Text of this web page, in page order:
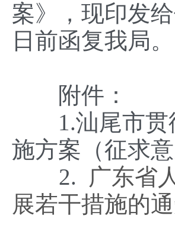
案》，现印发
日前函复我局。
附件：
1.汕尾市贯彻
施方案（征求意
2. 广东省
展若干措施的